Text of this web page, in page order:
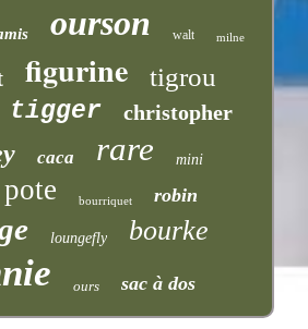
ourson walt milne
figurine tigrou
tigger christopher
caca rare mini
bourriquet robin
loungefly bourke
ours sac à dos